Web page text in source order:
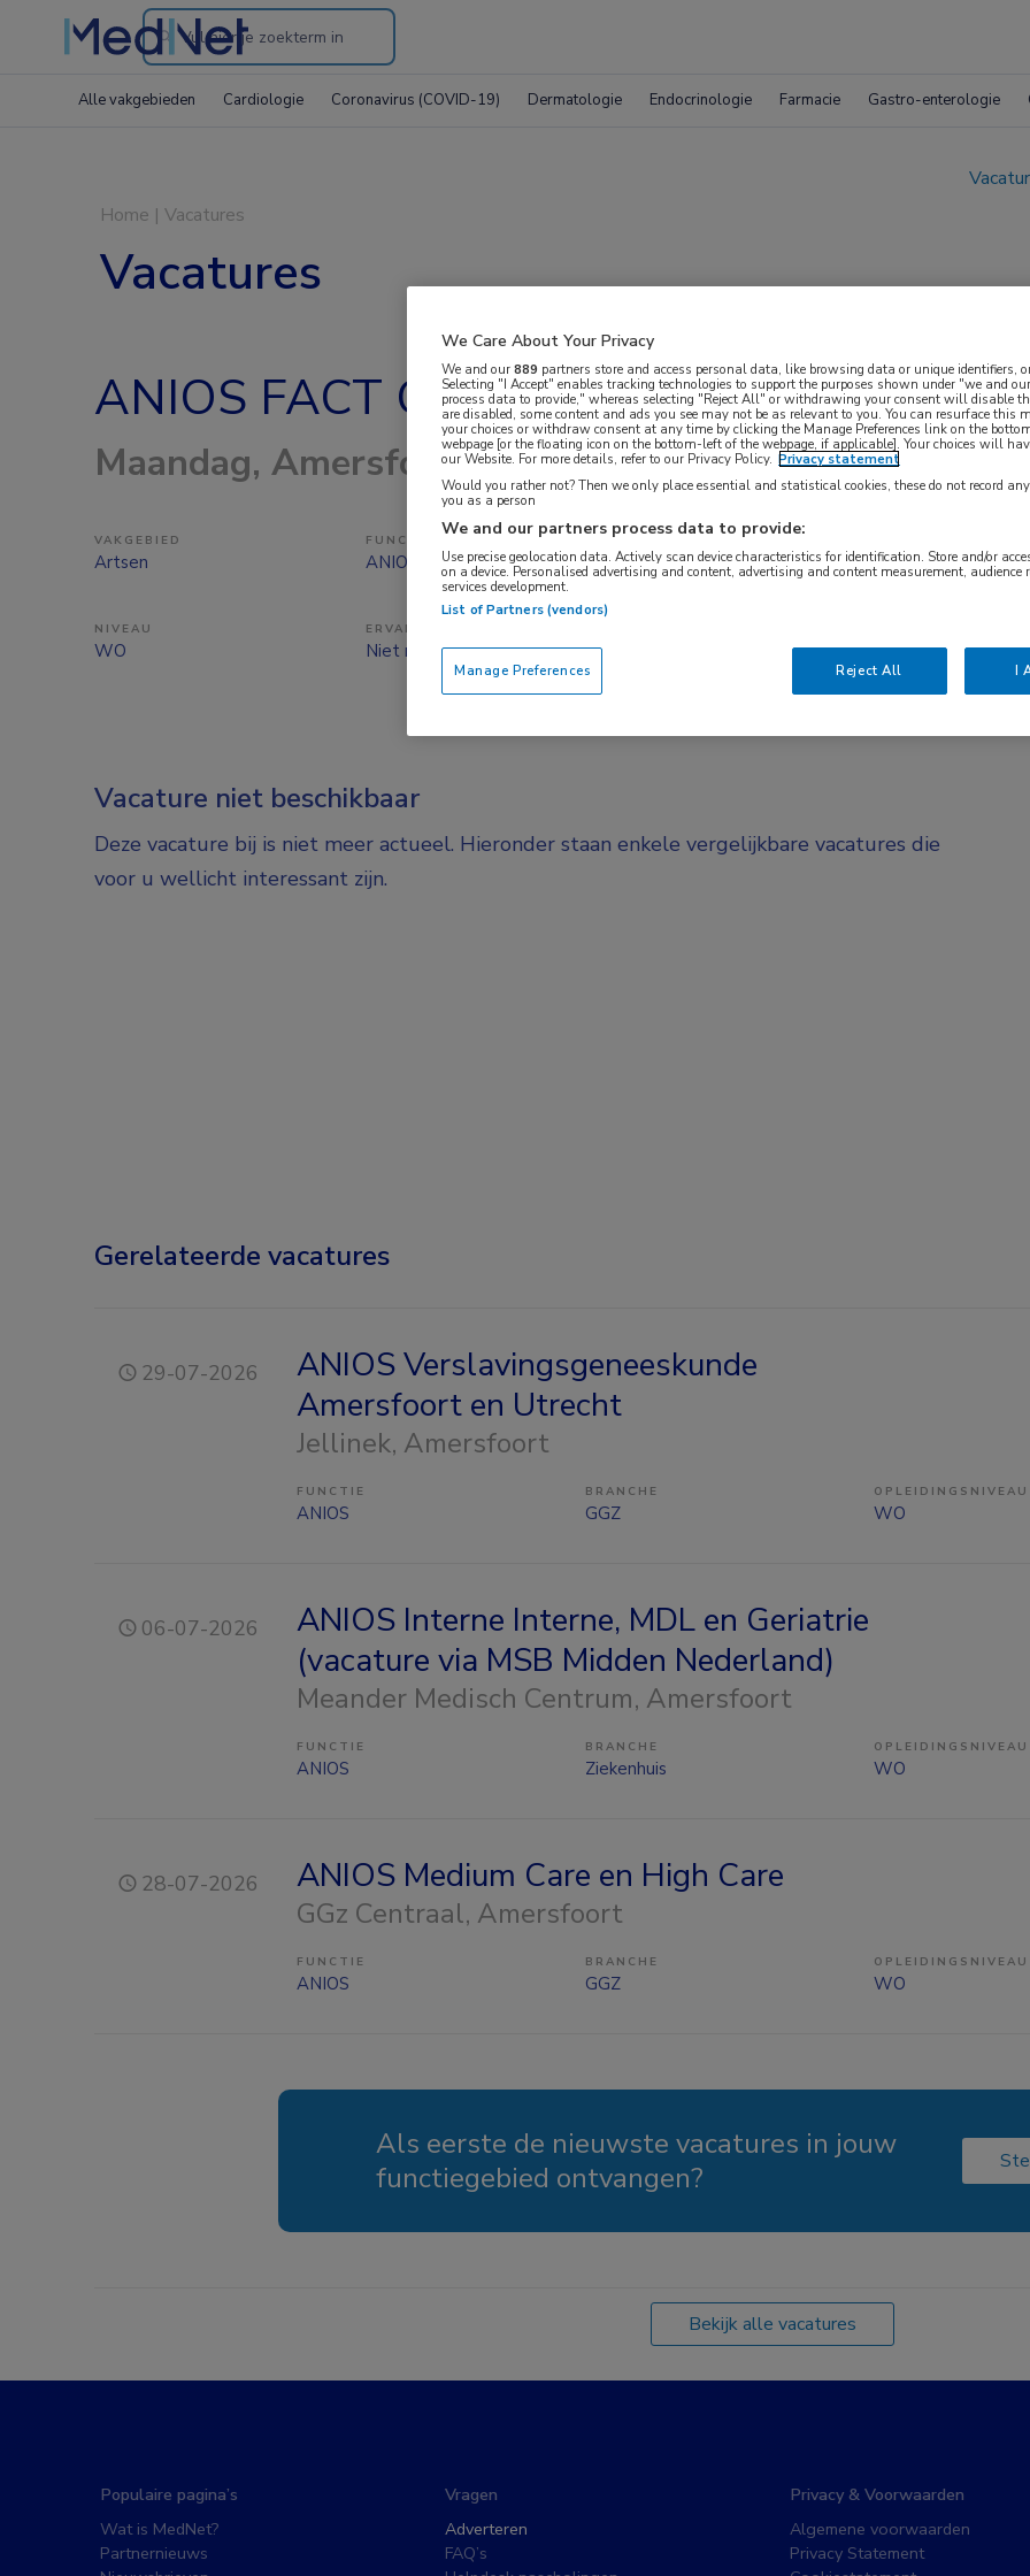
Search
the
Alle vakgebieden Cardiologie Coronavirus (COVID-19) Dermatologie Endocrinologie Farmacie Gastro-enterologie
Home | Vacatures
Vacatures
ANIOS FACT GGZ
Maandag, Amersfoort
VAKGEBIED
Artsen
FUNCTIE
ANIOS Instelling/tehuis Niet nader
NIVEAU
WO
ERVARING
Niet nader bepaald
Vacature niet beschikbaar
Deze vacature bij is niet meer actueel. Hieronder staan enkele vergelijkbare vacatures die
voor u wellicht interessant zijn.
Gerelateerde vacatures
29-07-2026
ANIOS Verslavingsgeneeskunde
Amersfoort en Utrecht
Jellinek, Amersfoort
FUNCTIE
ANIOS
BRANCHE
GGZ
OPLEIDINGSNIVEAU
WO
06-07-2026
ANIOS Interne Interne, MDL en Geriatrie
(vacature via MSB Midden Nederland)
Meander Medisch Centrum, Amersfoort
FUNCTIE
ANIOS
BRANCHE
Ziekenhuis
OPLEIDINGSNIVEAU
WO
28-07-2026 ANIOS Medium Care en High Care
GGz Centraal, Amersfoort
FUNCTIE
ANIOS
BRANCHE
GGZ
OPLEIDINGSNIVEAU
WO
Als eerste de nieuwste vacatures in jouw
functiegebied ontvangen?
Bekijk alle vacatures
Populaire pagina’s
Wat is MedNet?
Partnernieuws
Vragen
Adverteren
FAQ’s
Privacy & Voorwaarden
Algemene voorwaarden
Privacy Statement
We Care About Your Privacy
We and our889 partners store and access personal data, like browsing data or unique identifiers,
Selecting "I Accept" enables tracking technologies to support the purposes shown under "we and
process data to provide," whereas selecting "Reject All" or withdrawing your consent will disable
are disabled, some content and ads you see may not be as relevant to you. You can resurface this
your choices or withdraw consent at any time by clicking the Manage Preferences link on the
webpage [or the floating icon on the bottom-left of the webpage, if applicable]. Your choices will
our Website. For more details, refer to our Privacy Policy. Privacy statement
Would you rather not? Then we only place essential and statistical cookies, these do not record
you as a person
We and our partners process data to provide:
Use precise geolocation data. Actively scan device characteristics for identification. Store and/or
on a device. Personalised advertising and content, advertising and content measurement, audience
services development.
List of Partners (vendors)
Reject All I
Manage Preferences